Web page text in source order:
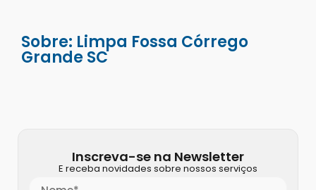
Sobre: Limpa Fossa Córrego
Grande SC
Inscreva-se na Newsletter
E receba novidades sobre nossos serviços